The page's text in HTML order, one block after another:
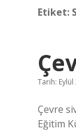
Etiket:
Tarih:
Çevre
Eğitim